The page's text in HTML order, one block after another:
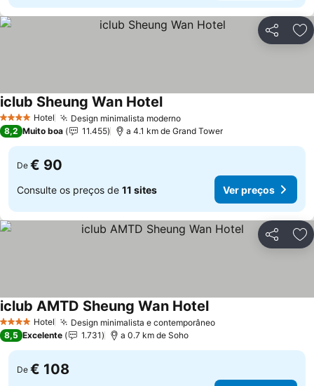
Partilhar
4 EstrelasHotel Design minimalista modernoVer preços
iclub Sheung Wan HotelVer preços
8,2 Muito boa 11.455 a 4.1 km de Grand Tower
De € 90
Consulte os preços de 11 sites Ver preços
Partilhar
4 EstrelasHotel Design minimalista e contemporâneoVer preços
iclub AMTD Sheung Wan HotelVer preços
8,5 Excelente 1.731 a 0.7 km de Soho
De € 108